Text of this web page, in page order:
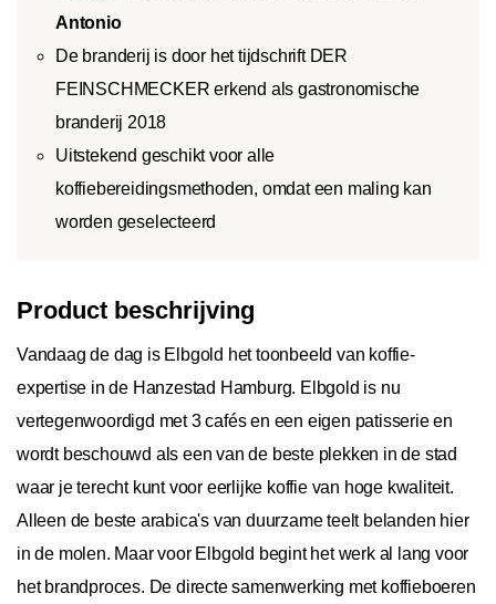
Antonio
De branderij is door het tijdschrift DER
FEINSCHMECKER erkend als gastronomische
branderij 2018
Uitstekend geschikt voor alle
koffiebereidingsmethoden, omdat een maling kan
worden geselecteerd
Product beschrijving
Vandaag de dag is Elbgold het toonbeeld van koffie-
expertise in de Hanzestad Hamburg. Elbgold is nu
vertegenwoordigd met 3 cafés en een eigen patisserie en
wordt beschouwd als een van de beste plekken in de stad
waar je terecht kunt voor eerlijke koffie van hoge kwaliteit.
Alleen de beste arabica's van duurzame teelt belanden hier
in de molen. Maar voor Elbgold begint het werk al lang voor
het brandproces. De directe samenwerking met koffieboeren